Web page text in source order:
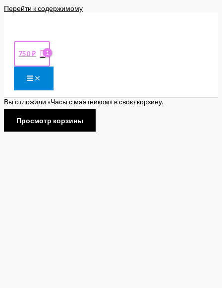
Перейти к содержимому
750₽
Вы отложили «Часы с маятником» в свою корзину.
Просмотр корзины